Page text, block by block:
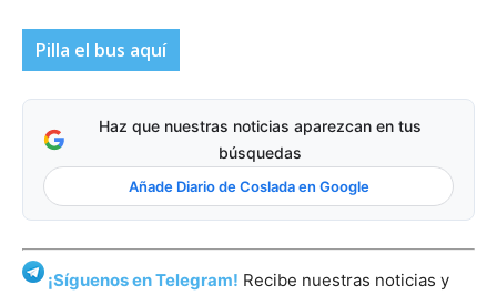
Pilla el bus aquí
Haz que nuestras noticias aparezcan en tus
búsquedas
Añade Diario de Coslada en Google
¡Síguenos en Telegram! Recibe nuestras noticias y